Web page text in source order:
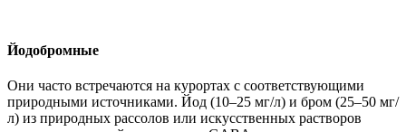
Йодобромные
Они часто встречаются на курортах с соответствующими
природными источниками. Йод (10–25 мг/л) и бром (25–50 мг/
л) из природных рассолов или искусственных растворов